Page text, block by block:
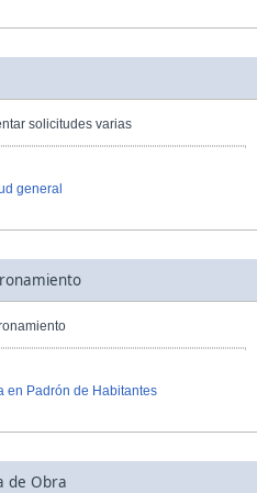
solicitudes varias
general
en Padrón de Habitantes
de Obra